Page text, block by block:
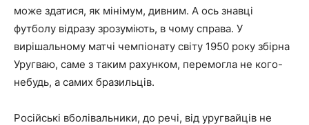
може здатися, як мінімум, дивним. А ось знавці
футболу відразу зрозуміють, в чому справа. У
вирішальному матчі чемпіонату світу 1950 року збірна
Уругваю, саме з таким рахунком, перемогла не кого-
небудь, а самих бразильців.
Російські вболівальники, до речі, від уругвайців не